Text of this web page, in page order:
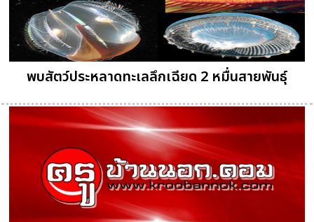
พบสัตว์ประหลาดทะเลลึกเฉียด 2 หมื่นสายพันธุ์